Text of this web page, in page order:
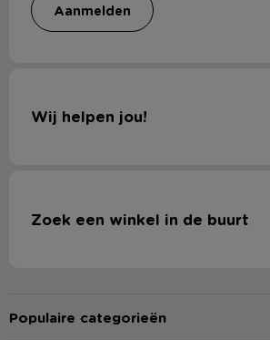
aanmelden
Wij helpen jou!
Zoek een winkel in de buurt
Populaire categorieën